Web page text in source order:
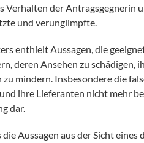
Verhalten der Antragsgegnerin
und verunglimpfte.
enthielt Aussagen, die
deren Ansehen zu schädigen,
mindern. Insbesondere die
ihre Lieferanten nicht mehr
dar.
die Aussagen aus der Sicht